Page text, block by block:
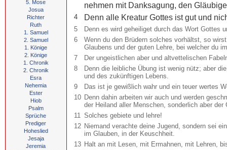
5. Mose
Josua
Richter
Ruth
1. Samuel
2. Samuel
1. Könige
2. Könige
1. Chronik
2. Chronik
Esra
Nehemia
Ester
Hiob
Psalm
Sprüche
Prediger
Hoheslied
Jesaja
Jeremia
nehmen mit Danksagung, den
4 Denn alle Kreatur Gottes ist gut und
5
Denn es wird geheiliget durch das Wort Gottes
6
Wenn du den Brüdern solches vorhältst, so
Glaubens und der guten Lehre, bei welcher du
7
Der ungeistlichen aber und altvettelischen
8
Denn die leibliche Übung ist wenig nütz; aber
und des zukünftigen Lebens.
9
Das ist je gewißlich wahr und ein teuer wertes
10 Denn dahin arbeiten wir auch und werden
der Heiland aller Menschen, sonderlich aber der
11 Solches gebiete und lehre!
12 Niemand verachte deine Jugend, sondern sei
im Glauben, in der Keuschheit.
13 Halt an mit Lesen, mit Ermahnen, mit Lehren,